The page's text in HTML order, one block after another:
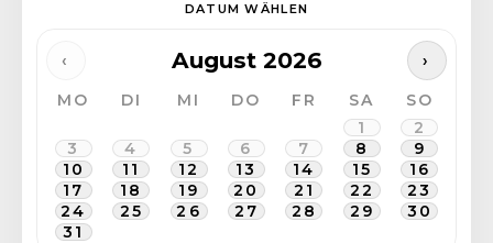
DATUM WÄHLEN
‹ August 2026 ›
MO DI MI DO FR SA
SO
1
2
3
4 5 6 7 8
9
10
11 12 13 14 15
16
17
18 19 20 21 22
23
24
25 26 27 28 29
30
31